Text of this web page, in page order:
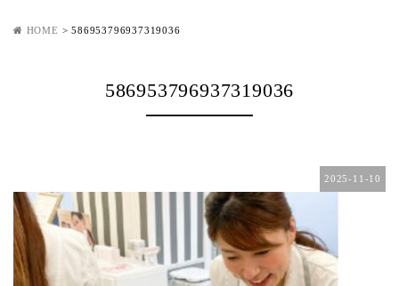
HOME >586953796937319036
586953796937319036
2025-11-10